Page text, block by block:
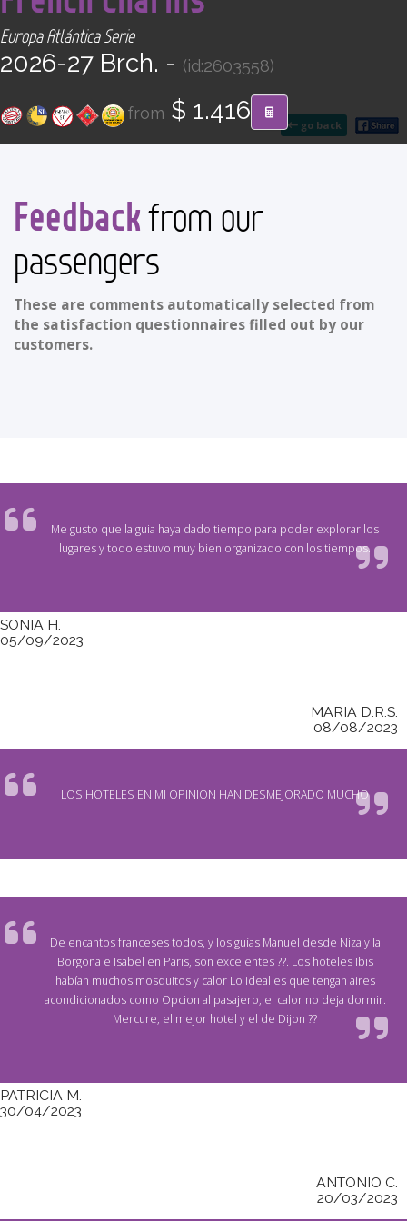
CONTACT
Find your Tour
go back
Europa Atlántica Serie
2026-27 Brch. - (id:2603558)
from $ 1.416
Feedbackfrom our
passengers
These are comments automatically selected from
the satisfaction questionnaires filled out by our
customers.
Me gusto que la guia haya dado tiempo para poder explorar los
lugares y todo estuvo muy bien organizado con los tiempos.
SONIA H.
05/09/2023
MARIA D.R.S.
08/08/2023
LOS HOTELES EN MI OPINION HAN DESMEJORADO MUCHO
De encantos franceses todos, y los guías Manuel desde Niza y la
Borgoña e Isabel en Paris, son excelentes ??. Los hoteles Ibis
habían muchos mosquitos y calor Lo ideal es que tengan aires
acondicionados como Opcion al pasajero, el calor no deja dormir.
Mercure, el mejor hotel y el de Dijon ??
PATRICIA M.
30/04/2023
ANTONIO C.
20/03/2023